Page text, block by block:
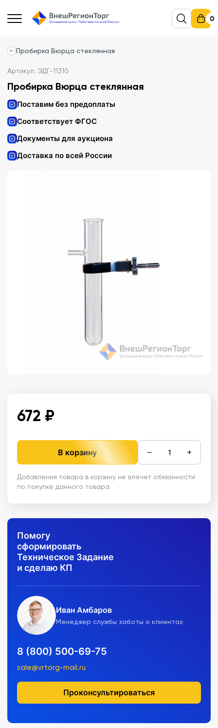
0
Пробирка Вюрца стеклянная
Артикул: ЭДГ-11310
Пробирка Вюрца стеклянная
Поставим без предоплаты
Соответствует ФГОС
Документы для аукциона
Доставка по всей России
672 ₽
В корзину − +
Добавления товара в корзину не влечет обязанности
по покупке данного товара
Помогу
сформировать
Техническое Задание
и сделаю КП
Иван Амбаров
Менеджер службы заботы о клиентах
8 (800) 500-69-75
sale@vrtorg-mail.ru
Проконсультироваться